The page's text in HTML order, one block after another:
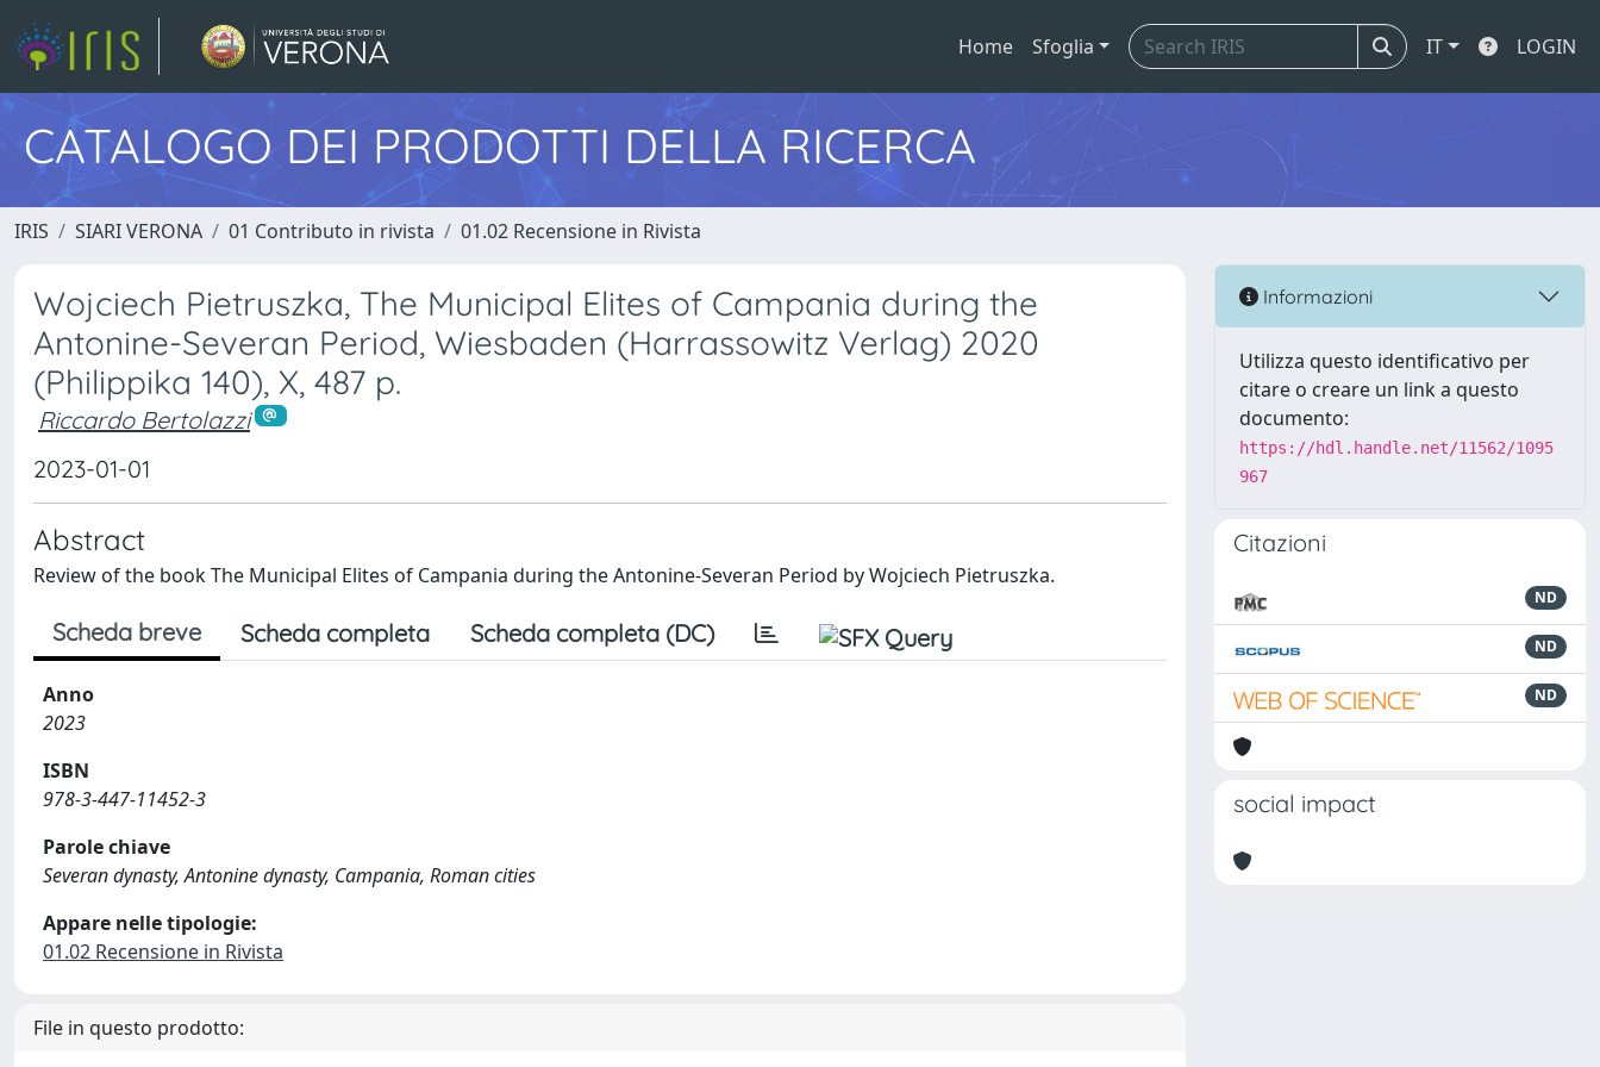
Home Sfoglia IT LOGIN
CATALOGO DEI PRODOTTI DELLA RICERCA
IRIS SIARI VERONA 01 Contributo in rivista 01.02 Recensione in Rivista
Wojciech Pietruszka, The Municipal Elites of Campania during the
Antonine-Severan Period, Wiesbaden (Harrassowitz Verlag) 2020
(Philippika 140), X, 487 p.
Riccardo Bertolazzi
2023-01-01
Abstract
Review of the book The Municipal Elites of Campania during the Antonine-Severan Period by Wojciech Pietruszka.
Scheda breve Scheda completa Scheda completa (DC)
Anno
2023
ISBN
978-3-447-11452-3
Parole chiave
Severan dynasty, Antonine dynasty, Campania, Roman cities
Appare nelle tipologie:
01.02 Recensione in Rivista
File in questo prodotto:
Informazioni
Utilizza questo identificativo per
citare o creare un link a questo
documento:
https://hdl.handle.net/11562/1095
967
Citazioni
ND
ND
ND
social impact